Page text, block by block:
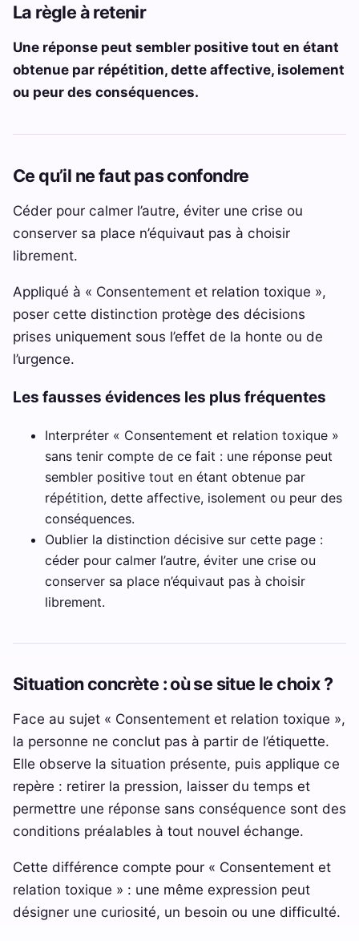
La règle à retenir
Une réponse peut sembler positive tout en étant
obtenue par répétition, dette affective, isolement
ou peur des conséquences.
Ce qu’il ne faut pas confondre
Céder pour calmer l’autre, éviter une crise ou
conserver sa place n’équivaut pas à choisir
librement.
Appliqué à « Consentement et relation toxique »,
poser cette distinction protège des décisions
prises uniquement sous l’effet de la honte ou de
l’urgence.
Les fausses évidences les plus fréquentes
Interpréter « Consentement et relation toxique »
sans tenir compte de ce fait : une réponse peut
sembler positive tout en étant obtenue par
répétition, dette affective, isolement ou peur des
conséquences.
Oublier la distinction décisive sur cette page :
céder pour calmer l’autre, éviter une crise ou
conserver sa place n’équivaut pas à choisir
librement.
Situation concrète : où se situe le choix ?
Face au sujet « Consentement et relation toxique »,
la personne ne conclut pas à partir de l’étiquette.
Elle observe la situation présente, puis applique ce
repère : retirer la pression, laisser du temps et
permettre une réponse sans conséquence sont des
conditions préalables à tout nouvel échange.
Cette différence compte pour « Consentement et
relation toxique » : une même expression peut
désigner une curiosité, un besoin ou une difficulté.